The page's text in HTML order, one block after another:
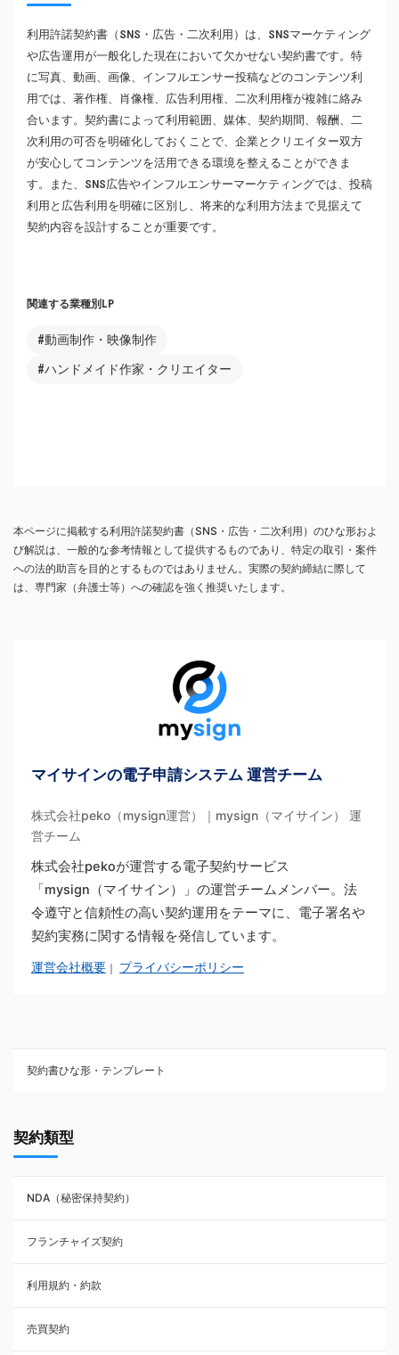
利用許諾契約書（SNS・広告・二次利用）は、SNSマーケティング
や広告運用が一般化した現在において欠かせない契約書です。特
に写真、動画、画像、インフルエンサー投稿などのコンテンツ利
用では、著作権、肖像権、広告利用権、二次利用権が複雑に絡み
合います。契約書によって利用範囲、媒体、契約期間、報酬、二
次利用の可否を明確化しておくことで、企業とクリエイター双方
が安心してコンテンツを活用できる環境を整えることができま
す。また、SNS広告やインフルエンサーマーケティングでは、投稿
利用と広告利用を明確に区別し、将来的な利用方法まで見据えて
契約内容を設計することが重要です。
関連する業種別LP
#動画制作・映像制作
#ハンドメイド作家・クリエイター
本ページに掲載する利用許諾契約書（SNS・広告・二次利用）のひな形およ
び解説は、一般的な参考情報として提供するものであり、特定の取引・案件
への法的助言を目的とするものではありません。実際の契約締結に際して
は、専門家（弁護士等）への確認を強く推奨いたします。
マイサインの電子申請システム 運営チーム
株式会社peko（mysign運営）｜mysign（マイサイン） 運
営チーム
株式会社pekoが運営する電子契約サービス
「mysign（マイサイン）」の運営チームメンバー。法
令遵守と信頼性の高い契約運用をテーマに、電子署名や
契約実務に関する情報を発信しています。
運営会社概要 ｜ プライバシーポリシー
契約書ひな形・テンプレート
NDA（秘密保持契約）
業務委託契約
利用規約・約款
覚書・合意書・同意書
承諾書
契約類型
NDA（秘密保持契約）
フランチャイズ契約
利用規約・約款
売買契約